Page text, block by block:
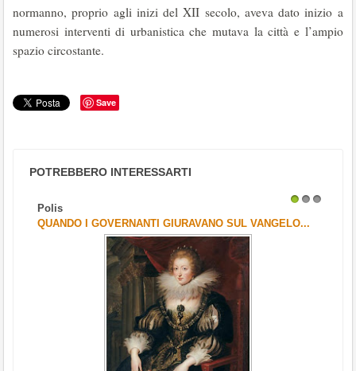
normanno, proprio agli inizi del XII secolo, aveva dato inizio a
numerosi interventi di urbanistica che mutava la città e l’ampio
spazio circostante.
Save
POTREBBERO INTERESSARTI
Polis
QUANDO I GOVERNANTI GIURAVANO SUL VANGELO...